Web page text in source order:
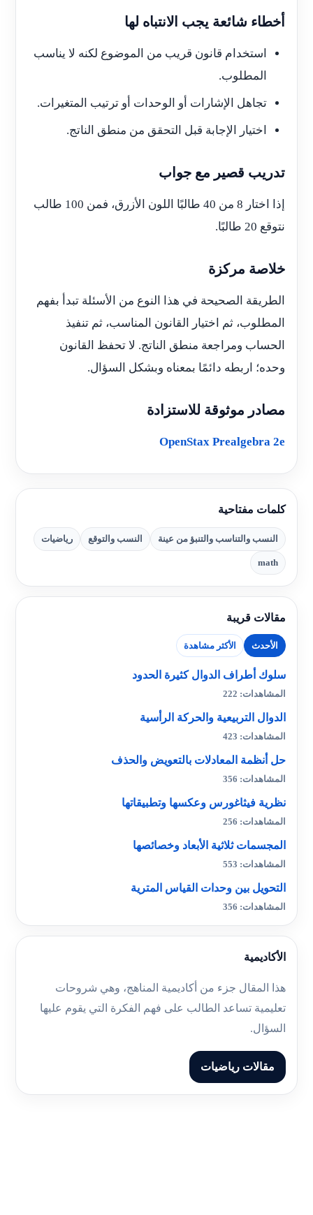
أخطاء شائعة يجب الانتباه لها
استخدام قانون قريب من الموضوع لكنه لا يناسب
المطلوب.
تجاهل الإشارات أو الوحدات أو ترتيب المتغيرات.
اختيار الإجابة قبل التحقق من منطق الناتج.
تدريب قصير مع جواب
إذا اختار 8 من 40 طالبًا اللون الأزرق، فمن 100 طالب
نتوقع 20 طالبًا.
خلاصة مركزة
الطريقة الصحيحة في هذا النوع من الأسئلة تبدأ بفهم
المطلوب، ثم اختيار القانون المناسب، ثم تنفيذ
الحساب ومراجعة منطق الناتج. لا تحفظ القانون
وحده؛ اربطه دائمًا بمعناه وبشكل السؤال.
مصادر موثوقة للاستزادة
OpenStax Prealgebra 2e
كلمات مفتاحية
النسب والتناسب والتنبؤ من عينة النسب والتوقع رياضيات
math
مقالات قريبة
الأحدث الأكثر مشاهدة
سلوك أطراف الدوال كثيرة الحدود
المشاهدات: 222
الدوال التربيعية والحركة الرأسية
المشاهدات: 423
حل أنظمة المعادلات بالتعويض والحذف
المشاهدات: 356
نظرية فيثاغورس وعكسها وتطبيقاتها
المشاهدات: 256
المجسمات ثلاثية الأبعاد وخصائصها
المشاهدات: 553
التحويل بين وحدات القياس المترية
المشاهدات: 356
الأكاديمية
هذا المقال جزء من أكاديمية المناهج، وهي شروحات
تعليمية تساعد الطالب على فهم الفكرة التي يقوم عليها
السؤال.
مقالات رياضيات